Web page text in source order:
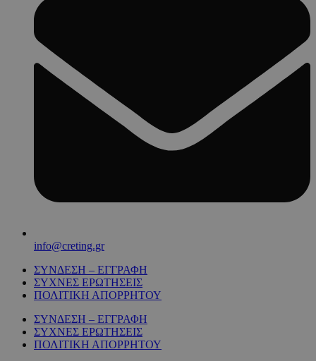
info@creting.gr
ΣΥΝΔΕΣΗ – ΕΓΓΡΑΦΗ
ΣΥΧΝΕΣ ΕΡΩΤΗΣΕΙΣ
ΠΟΛΙΤΙΚΗ ΑΠΟΡΡΗΤΟΥ
ΣΥΝΔΕΣΗ – ΕΓΓΡΑΦΗ
ΣΥΧΝΕΣ ΕΡΩΤΗΣΕΙΣ
ΠΟΛΙΤΙΚΗ ΑΠΟΡΡΗΤΟΥ